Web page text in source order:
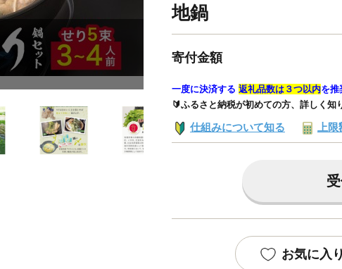
地鍋
寄付金額
一度に決済する 返礼品数は３つ以内を推
🔰ふるさと納税が初めての方、詳しく知
仕組みについて知る 上
お気に入